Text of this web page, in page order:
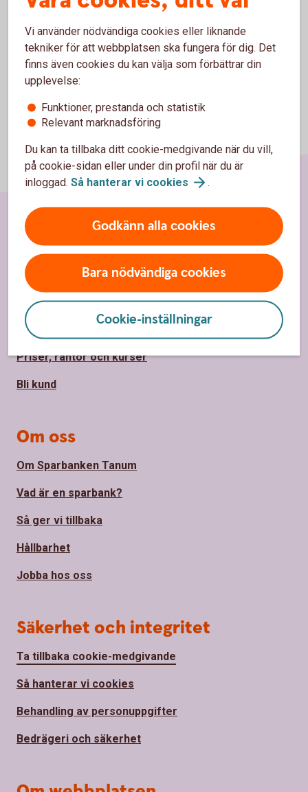
Vi använder nödvändiga cookies eller liknande
tekniker för att webbplatsen ska fungera för dig. Det
finns även cookies du kan välja som förbättrar din
upplevelse:
Funktioner, prestanda och statistik
Relevant marknadsföring
Du kan ta tillbaka ditt cookie-medgivande när du vill,
på cookie-sidan eller under din profil när du är
inloggad. Så hanterar vi cookies .
Godkänn alla cookies
Bara nödvändiga cookies
Cookie-inställningar
Sidfot
Hitta snabbt
Kundservice
Spärrhjälp
Mobilt BankID
Priser, räntor och kurser
Bli kund
Om oss
Om Sparbanken Tanum
Vad är en sparbank?
Så ger vi tillbaka
Hållbarhet
Jobba hos oss
Säkerhet och integritet
Ta tillbaka cookie-medgivande
Så hanterar vi cookies
Behandling av personuppgifter
Bedrägeri och säkerhet